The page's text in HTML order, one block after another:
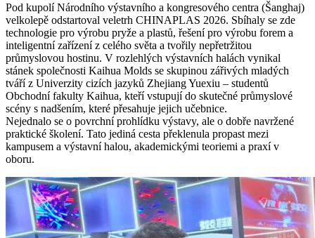
Pod kupolí Národního výstavního a kongresového centra (Šanghaj)
velkolepě odstartoval veletrh CHINAPLAS 2026. Sbíhaly se zde
technologie pro výrobu pryže a plastů, řešení pro výrobu forem a
inteligentní zařízení z celého světa a tvořily nepřetržitou
průmyslovou hostinu. V rozlehlých výstavních halách vynikal
stánek společnosti Kaihua Molds se skupinou zářivých mladých
tváří z Univerzity cizích jazyků Zhejiang Yuexiu – studentů
Obchodní fakulty Kaihua, kteří vstupují do skutečné průmyslové
scény s nadšením, které přesahuje jejich učebnice.
Nejednalo se o povrchní prohlídku výstavy, ale o dobře navržené
praktické školení. Tato jediná cesta překlenula propast mezi
kampusem a výstavní halou, akademickými teoriemi a praxí v
oboru.